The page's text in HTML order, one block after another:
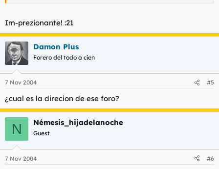
Im-prezionante! :21
Damon Plus
Forero del todo a cien
7 Nov 2004 #5
¿cual es la direcion de ese foro?
N Némesis_hijadelanoche
Guest
7 Nov 2004 #6